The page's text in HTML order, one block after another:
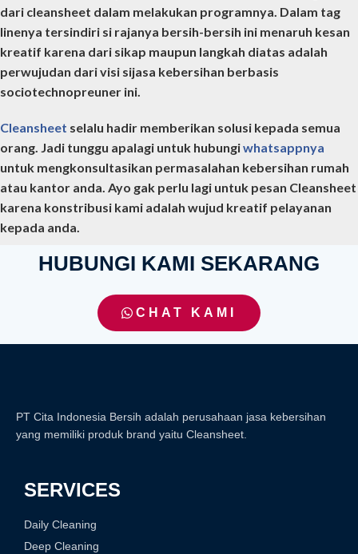
dari cleansheet dalam melakukan programnya. Dalam tag
linenya tersindiri si rajanya bersih-bersih ini menaruh kesan
kreatif karena dari sikap maupun langkah diatas adalah
perwujudan dari visi sijasa kebersihan berbasis
sociotechnopreuner ini.
Cleansheet selalu hadir memberikan solusi kepada semua
orang. Jadi tunggu apalagi untuk hubungiwhatsappnya
untuk mengkonsultasikan permasalahan kebersihan rumah
atau kantor anda. Ayo gak perlu lagi untuk pesan Cleansheet
karena konstribusi kami adalah wujud kreatif pelayanan
kepada anda.
HUBUNGI KAMI SEKARANG
CHAT KAMI
PT Cita Indonesia Bersih adalah perusahaan jasa kebersihan
yang memiliki produk brand yaitu Cleansheet.
SERVICES
Daily Cleaning
Deep Cleaning